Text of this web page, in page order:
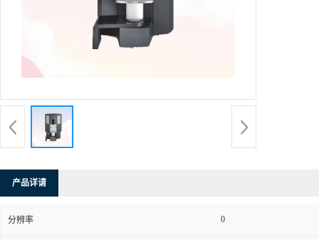
产品详请
分辨率 0